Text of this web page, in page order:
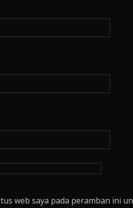
web saya pada peramban ini